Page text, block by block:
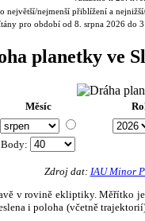
největší/nejmenší přiblížení a
pro období od 8. srpna 2026 do
planetky ve
Měsíc
Body:
Zdroj dat: IAU Minor
v rovině ekliptiky.
i poloha (včetně